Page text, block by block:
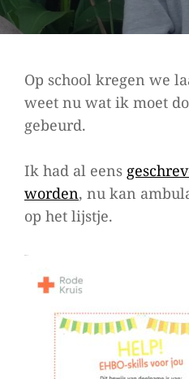
Op school kregen we
weet nu wat ik moet
gebeurd.
Ik had al eens
worden, nu kan
op het lijstje.